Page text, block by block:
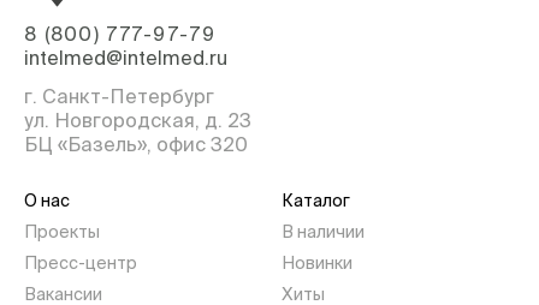
8 (800) 777-97-79
intelmed@intelmed.ru
г. Санкт-Петербург
ул. Новгородская, д. 23
БЦ «Базель», офис 320
О нас
Проекты
Пресс-центр
Вакансии
Каталог
В наличии
Новинки
Хиты